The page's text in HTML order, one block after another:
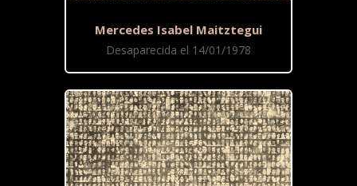
Mercedes Isabel Maitztegui
Desaparecida el 14/01/1978